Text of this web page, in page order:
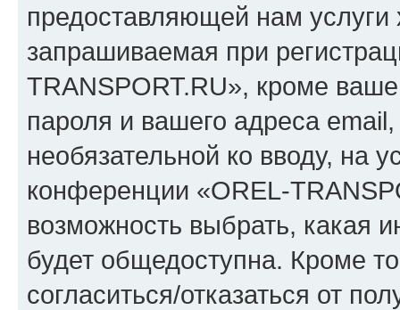
предоставляющей нам
запрашиваемая при
TRANSPORT.RU», кроме
пароля и вашего адреса
необязательной ко вводу, на
конференции «OREL-
возможность выбрать, какая
будет общедоступна. Кроме
согласиться/отказаться от